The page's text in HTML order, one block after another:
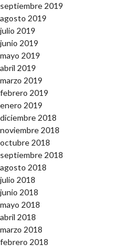
septiembre 2019
agosto 2019
julio 2019
junio 2019
mayo 2019
abril 2019
marzo 2019
febrero 2019
enero 2019
diciembre 2018
noviembre 2018
octubre 2018
septiembre 2018
agosto 2018
julio 2018
junio 2018
mayo 2018
abril 2018
marzo 2018
febrero 2018